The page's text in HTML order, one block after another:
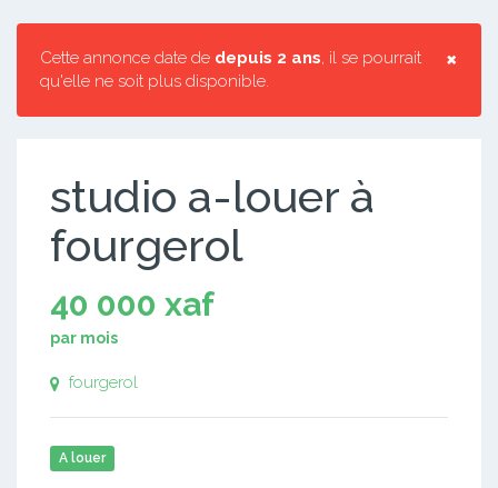
×
Cette annonce date de depuis 2 ans, il se pourrait
qu'elle ne soit plus disponible.
studio a-louer à
fourgerol
40 000 xaf
par mois
fourgerol
A louer